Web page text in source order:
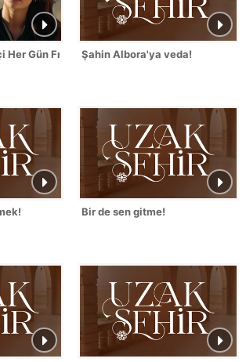
Her Gün FragmanıŞahin Albora'ya veda!
Bir de sen gitme!